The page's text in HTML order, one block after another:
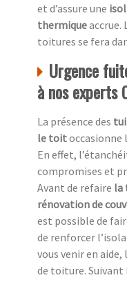
et d’assure une
thermiqueaccrue.
toitures se fera
Urgence
à nos experts
La présence des
le toitoccasionne
En effet,
compromises et
Avant de refaire la
rénovation de
est possible de
de renforcer
vous venir en aide,
de toiture. Suivant